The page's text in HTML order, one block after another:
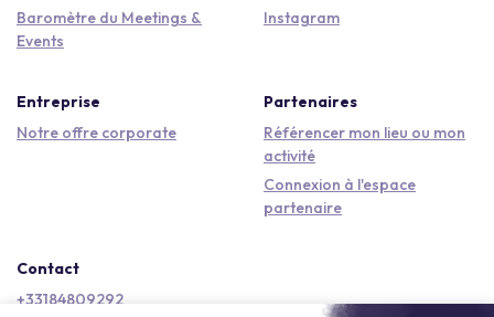
Baromètre du Meetings &
Events
Instagram
Entreprise
Notre offre corporate
Partenaires
Référencer mon lieu ou mon
activité
Connexion à l'espace
partenaire
Contact
+33184809292